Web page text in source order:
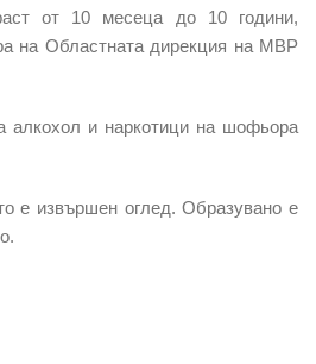
от 10 месеца до 10 години,
на Областната дирекция на МВР
алкохол и наркотици на шофьора
е извършен оглед. Образувано е
.